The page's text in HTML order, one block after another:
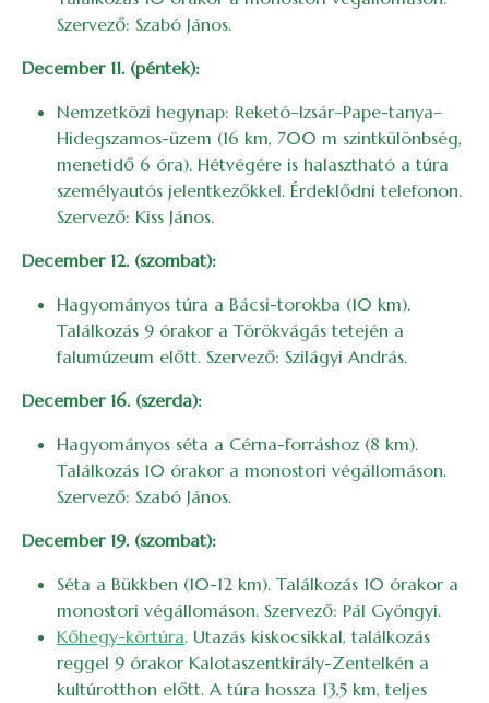
Szervező: Szabó János.
December 11. (péntek):
Nemzetközi hegynap: Reketó–Izsár–Pape-tanya–
Hidegszamos-üzem (16 km, 700 m szintkülönbség,
menetidő 6 óra). Hétvégére is halasztható a túra
személyautós jelentkezőkkel. Érdeklődni telefonon.
Szervező: Kiss János.
December 12. (szombat):
Hagyományos túra a Bácsi-torokba (10 km).
Találkozás 9 órakor a Törökvágás tetején a
falumúzeum előtt. Szervező: Szilágyi András.
December 16. (szerda):
Hagyományos séta a Cérna-forráshoz (8 km).
Találkozás 10 órakor a monostori végállomáson.
Szervező: Szabó János.
December 19. (szombat):
Séta a Bükkben (10-12 km). Találkozás 10 órakor a
monostori végállomáson. Szervező: Pál Gyöngyi.
Kőhegy-körtúra. Utazás kiskocsikkal, találkozás
reggel 9 órakor Kalotaszentkirály-Zentelkén a
kultúrotthon előtt. A túra hossza 13,5 km, teljes